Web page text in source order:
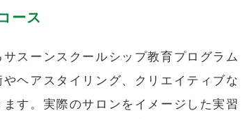
ース
スーンスクールシップ教育プログラム
ヘアスタイリング、クリエイティブな
す。実際のサロンをイメージした実習